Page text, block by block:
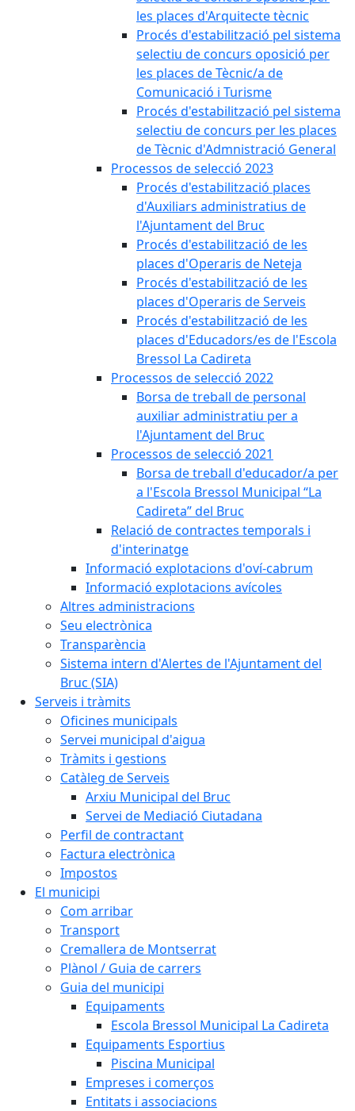
les places d'Arquitecte tècnic
Procés d'estabilització pel sistema
selectiu de concurs oposició per
les places de Tècnic/a de
Comunicació i Turisme
Procés d'estabilització pel sistema
selectiu de concurs per les places
de Tècnic d'Admnistració General
Processos de selecció 2023
Procés d'estabilització places
d'Auxiliars administratius de
l'Ajuntament del Bruc
Procés d'estabilització de les
places d'Operaris de Neteja
Procés d'estabilització de les
places d'Operaris de Serveis
Procés d'estabilització de les
places d'Educadors/es de l'Escola
Bressol La Cadireta
Processos de selecció 2022
Borsa de treball de personal
auxiliar administratiu per a
l'Ajuntament del Bruc
Processos de selecció 2021
Borsa de treball d'educador/a per
a l'Escola Bressol Municipal “La
Cadireta” del Bruc
Relació de contractes temporals i
d'interinatge
Informació explotacions d'oví-cabrum
Informació explotacions avícoles
Altres administracions
Seu electrònica
Transparència
Sistema intern d'Alertes de l'Ajuntament del
Bruc (SIA)
Serveis i tràmits
Oficines municipals
Servei municipal d'aigua
Tràmits i gestions
Catàleg de Serveis
Arxiu Municipal del Bruc
Servei de Mediació Ciutadana
Perfil de contractant
Factura electrònica
Impostos
El municipi
Com arribar
Transport
Cremallera de Montserrat
Plànol / Guia de carrers
Guia del municipi
Equipaments
Escola Bressol Municipal La Cadireta
Equipaments Esportius
Piscina Municipal
Empreses i comerços
Entitats i associacions